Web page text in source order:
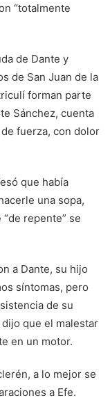
“totalmente
de Dante y
de San Juan de la
forman parte
Sánchez, cuenta
fuerza, con dolor
que había
una sopa,
repente” se
a Dante, su hijo
síntomas, pero
de su
que el malestar
en un motor.
a lo mejor se
a Efe.